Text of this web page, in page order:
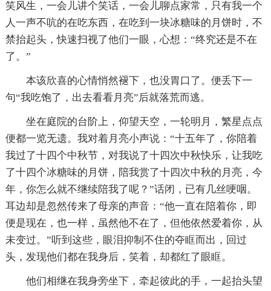
笑风生，一会儿讲个笑话，一会儿聊点家常，只有我一个
人一声不吭的在吃东西，在吃到一块冰糖味的月饼时，不
禁抬起头，快速扫视了他们一眼，心想：“终究还是不在
了。”
本该欣喜的心情悄然褪下，也没胃口了。便丢下一
句“我吃饱了，出去看看月亮”后就落荒而逃。
坐在庭院的台阶上，仰望天空，一轮明月，繁星点点
便都一览无遗。我对着月亮小声说：“十五年了，你陪着
我过了十四个中秋节，对我说了十四次中秋快乐，让我吃
了十四个冰糖味的月饼，陪我赏了十四次中秋的月亮，今
年，你怎么就不继续陪我了呢？”话闭，已有几丝哽咽。
耳边却是忽然传来了母亲的声音：“他一直在陪着你，即
便是现在，也一样，虽然他不在了，但他依然爱着你，从
未变过。”听到这些，眼泪抑制不住的夺眶而出，回过
头，发现他们都在我身后，笑着，却都红了眼眶。
他们相继在我身旁坐下，牵起彼此的手，一起抬头望